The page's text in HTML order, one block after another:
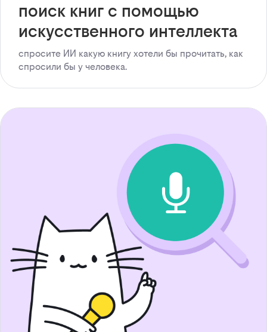
поиск книг с помощью
искусственного интеллекта
спросите ИИ какую книгу хотели бы прочитать, как
спросили бы у человека.